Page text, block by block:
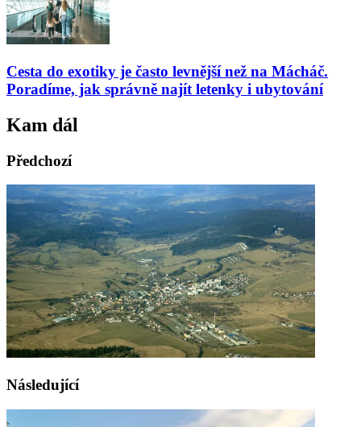
Cesta do exotiky je často levnější než na Mácháč.
Poradíme, jak správně najít letenky i ubytování
Kam dál
Předchozí
Následující